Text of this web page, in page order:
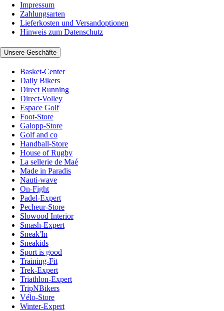
Impressum
Zahlungsarten
Lieferkosten und Versandoptionen
Hinweis zum Datenschutz
Unsere Geschäfte
Basket-Center
Daily Bikers
Direct Running
Direct-Volley
Espace Golf
Foot-Store
Galopp-Store
Golf and co
Handball-Store
House of Rugby
La sellerie de Maé
Made in Paradis
Nauti-wave
On-Fight
Padel-Expert
Pecheur-Store
Slowood Interior
Smash-Expert
Sneak'In
Sneakids
Sport is good
Training-Fit
Trek-Expert
Triathlon-Expert
TripNBikers
Vélo-Store
Winter-Expert